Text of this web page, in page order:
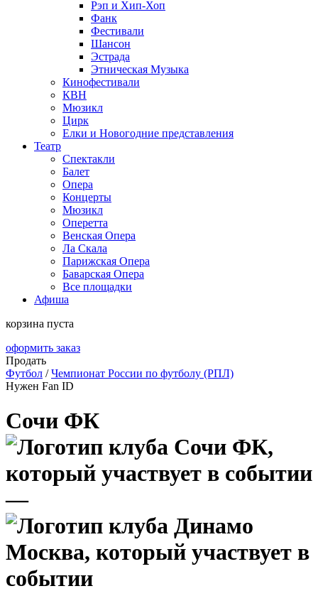
Рэп и Хип-Хоп
Фанк
Фестивали
Шансон
Эстрада
Этническая Музыка
Кинофестивали
КВН
Мюзикл
Цирк
Елки и Новогодние представления
Театр
Спектакли
Балет
Опера
Концерты
Мюзикл
Оперетта
Венская Опера
Ла Скала
Парижская Опера
Баварская Опера
Все площадки
Афиша
корзина пуста
оформить заказ
Продать
Футбол /Чемпионат России по футболу (РПЛ)
Нужен Fan ID
Сочи ФК
—